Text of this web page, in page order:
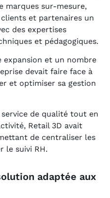
marques sur-mesure,
et partenaires un
des expertises
et pédagogiques.
expansion et un nombre
devait faire face à
et optimiser sa gestion
de qualité tout en
Retail 3D avait
de centraliser les
le suivi RH.
adaptée aux